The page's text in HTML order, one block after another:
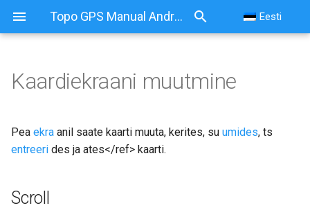
Topo GPS Manual Android Eesti
Scroll
Keskus
Kaardiekraani muutmine
Pea ekra anil saate kaarti muuta, kerites, su umides, ts
entreeri des ja ates</ref> kaarti.
Scroll